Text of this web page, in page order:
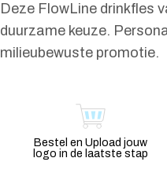
Deze FlowLine drinkfles
duurzame keuze.
milieubewuste promotie.
Bestel en Upload jouw
logo in de laatste stap